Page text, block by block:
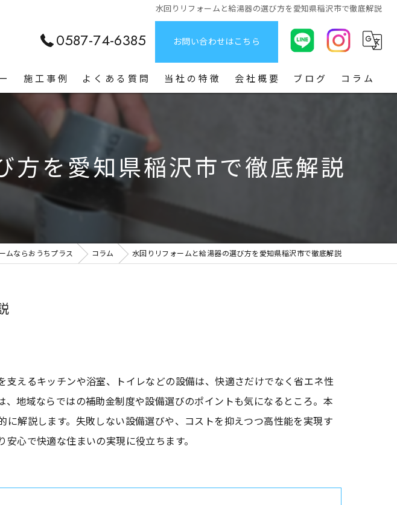
水回りリフォームと給湯器の選び方を愛知県稲沢市で徹底解説
0587-74-6385 お問い合わせはこちら
施工事例 よくある質問 当社の特徴
トイレ
洗面台
キッチン
会社概要 ブログ コラム
方を愛知県稲沢市で徹底解説
ムならおうちプラス コラム 水回りリフォームと給湯器の選び方を愛知県稲沢市で徹底解説
えるキッチンや浴室、トイレなどの設備は、快適さだけでなく省エネ性
地域ならではの補助金制度や設備選びのポイントも気になるところ。本
解説します。失敗しない設備選びや、コストを抑えつつ高性能を実現す
心で快適な住まいの実現に役立ちます。